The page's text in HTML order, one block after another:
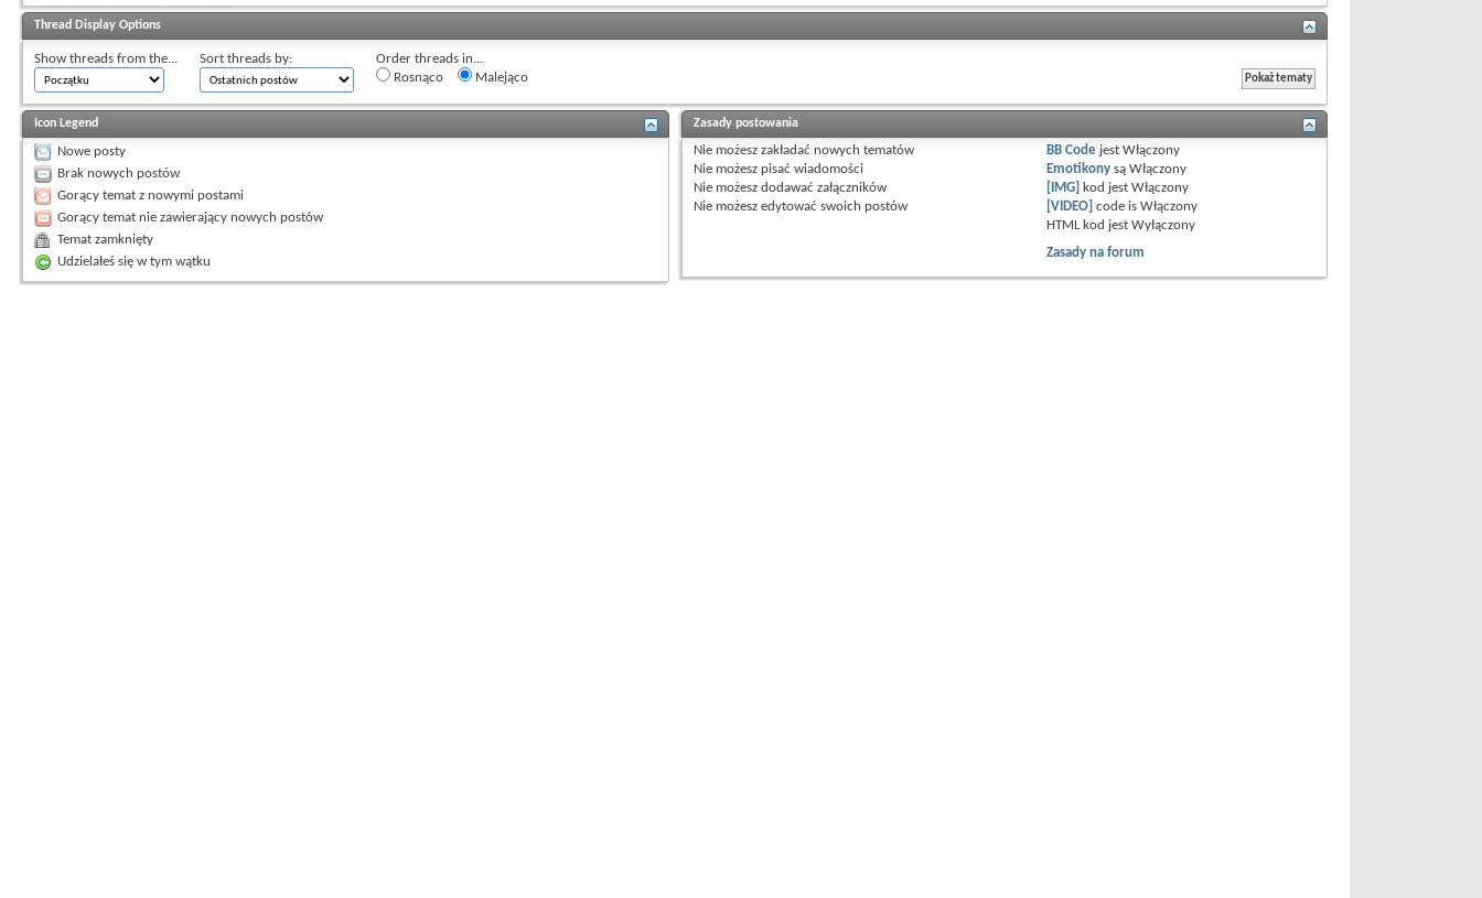
Thread Display Options
Show threads from the... Sort threads by:
Order threads in...
Rosnąco
Malejąco
Icon Legend
Nowe posty
Brak nowych postów
Gorący temat z nowymi postami
Gorący temat nie zawierający nowych postów
Temat zamknięty
Udzielałeś się w tym wątku
Zasady postowania
Nie możeszzakładać nowych tematów
Nie możeszpisać wiadomości
Nie możeszdodawać załączników
Nie możeszedytować swoich postów
BB Code jestWłączony
Emotikony sąWłączony
[IMG] kod jestWłączony
[VIDEO] code isWłączony
HTML kod jestWyłączony
Zasady na forum